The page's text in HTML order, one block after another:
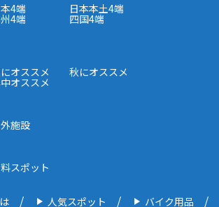
4端 日本本土4端
4端 四国4端
オススメ 秋にオススメ
オススメ
施設
スポット
人気スポット バイク用品